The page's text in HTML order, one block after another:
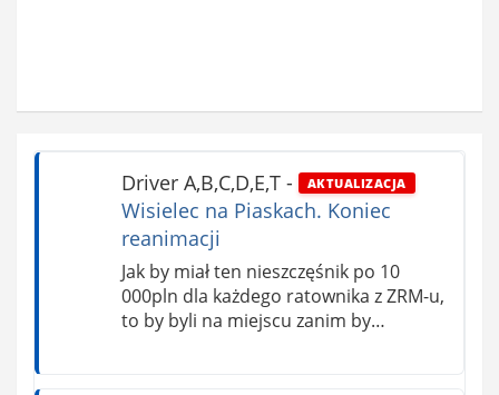
Driver A,B,C,D,E,T- AKTUALIZACJA
Wisielec na Piaskach. Koniec
reanimacji
Jak by miał ten nieszczęśnik po 10
000pln dla każdego ratownika z ZRM-u,
to by byli na miejscu zanim by…